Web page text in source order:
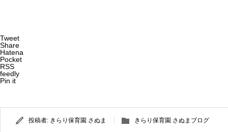
Tweet
Share
Hatena
Pocket
RSS
feedly
Pin it
投稿者: きらり保育園 さぬま きらり保育園 さぬまブログ